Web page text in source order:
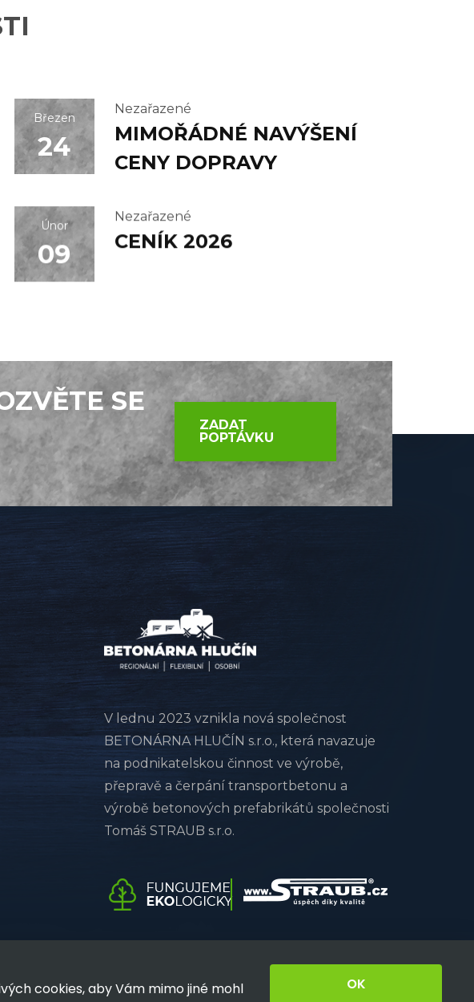
Březen
24
Nezařazené
MIMOŘÁDNÉ NAVÝŠENÍ
CENY DOPRAVY
Únor
09
Nezařazené
CENÍK 2026
SE
ZADAT
POPTÁVKU
V lednu 2023 vznikla nová společnost
BETONÁRNA HLUČÍN s.r.o., která navazuje
na podnikatelskou činnost ve výrobě,
přepravě a čerpání transportbetonu a
výrobě betonových prefabrikátů společnosti
Tomáš STRAUB s.r.o.
cookies, aby Vám mimo jiné mohl
OK